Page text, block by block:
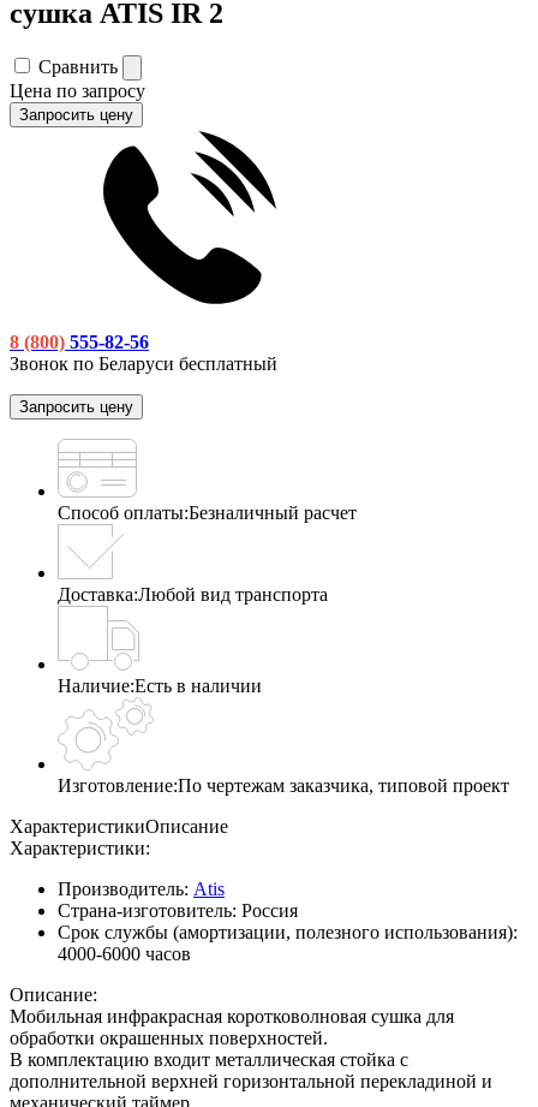
сушка ATIS IR 2
Сравнить
Цена по запросу
Запросить цену
8 (800) 555-82-56
Звонок по Беларуси бесплатный
Запросить цену
Способ оплаты:Безналичный расчет
Доставка:Любой вид транспорта
Наличие:Есть в наличии
Изготовление:По чертежам заказчика, типовой проект
ХарактеристикиОписание
Характеристики:
Производитель: Atis
Страна-изготовитель: Россия
Срок службы (амортизации, полезного использования):
4000-6000 часов
Описание:
Мобильная инфракрасная коротковолновая сушка для
обработки окрашенных поверхностей.
В комплектацию входит металлическая стойка с
дополнительной верхней горизонтальной перекладиной и
механический таймер.